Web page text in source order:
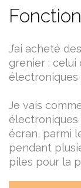
J’ai acheté
grenier :
électroniques
Je vais
électroniques
écran, parmi
pendant
piles pour la